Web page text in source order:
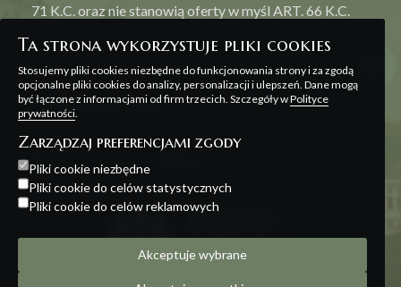
71 K.C. oraz nie stanowią oferty w myśl ART. 66 K.C.
Polityka prywatności
Ta strona wykorzystuje pliki cookies
Stosujemy pliki cookies niezbędne do funkcjonowania strony i za zgodą
opcjonalne pliki cookies do analizy, personalizacji i ulepszeń. Dane mogą
być łączone z informacjami od firm trzecich. Szczegóły wPolityce
prywatności.
Zarządzaj preferencjami zgody
Pliki cookie niezbędne
Pliki cookie do celów statystycznych
Pliki cookie do celów reklamowych
Akceptuje wybrane